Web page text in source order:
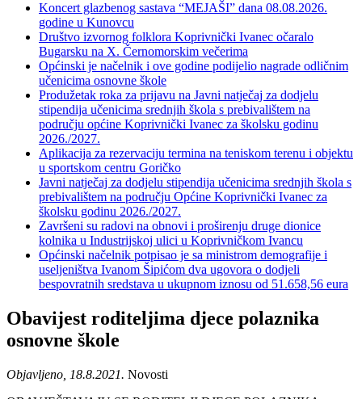
Koncert glazbenog sastava “MEJAŠI” dana 08.08.2026.
godine u Kunovcu
Društvo izvornog folklora Koprivnički Ivanec očaralo
Bugarsku na X. Černomorskim večerima
Općinski je načelnik i ove godine podijelio nagrade odličnim
učenicima osnovne škole
Produžetak roka za prijavu na Javni natječaj za dodjelu
stipendija učenicima srednjih škola s prebivalištem na
području općine Koprivnički Ivanec za školsku godinu
2026./2027.
Aplikacija za rezervaciju termina na teniskom terenu i objektu
u sportskom centru Goričko
Javni natječaj za dodjelu stipendija učenicima srednjih škola s
prebivalištem na području Općine Koprivnički Ivanec za
školsku godinu 2026./2027.
Završeni su radovi na obnovi i proširenju druge dionice
kolnika u Industrijskoj ulici u Koprivničkom Ivancu
Općinski načelnik potpisao je sa ministrom demografije i
useljeništva Ivanom Šipićom dva ugovora o dodjeli
bespovratnih sredstava u ukupnom iznosu od 51.658,56 eura
Obavijest roditeljima djece polaznika
osnovne škole
Objavljeno, 18.8.2021. Novosti